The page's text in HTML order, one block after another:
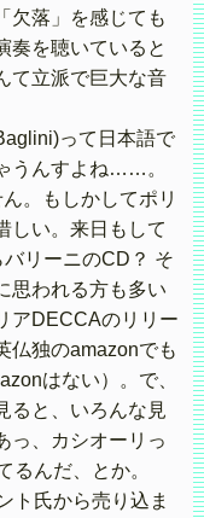
欠落」を感じても
奏を聴いていると
て立派で巨大な音
って日本語で
うんすよね……。
。もしかしてポリ
しい。来日もして
リーニのCD？ そ
思われる方も多い
アDECCAのリリー
仏独のamazonでも
はない）。で、
ると、いろんな見
っ、カシオーリっ
んだ、とか。
ト氏から売り込ま